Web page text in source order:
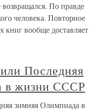
По правде
человека. Повторное
книг вообще доставляет
Последняя
в жизни СССР
зимняя Олимпиада в